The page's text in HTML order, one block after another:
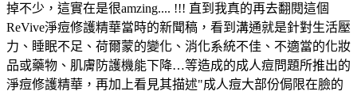
掉不少，這實在是很amzing.... !!! 直到我真的再去翻閱這個
ReVive淨痘修護精華當時的新聞稿，看到溝通就是針對生活壓
力、睡眠不足、荷爾蒙的變化、消化系統不佳、不適當的化妝
品或藥物、肌膚防護機能下降…等造成的成人痘問題所推出的
淨痘修護精華，再加上看見其描述"成人痘大部份侷限在臉的